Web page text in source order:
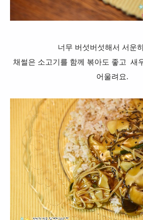
너무 버섯버섯해서 서운
채썰은 소고기를 함께 볶아도 좋고 새
어울려요.